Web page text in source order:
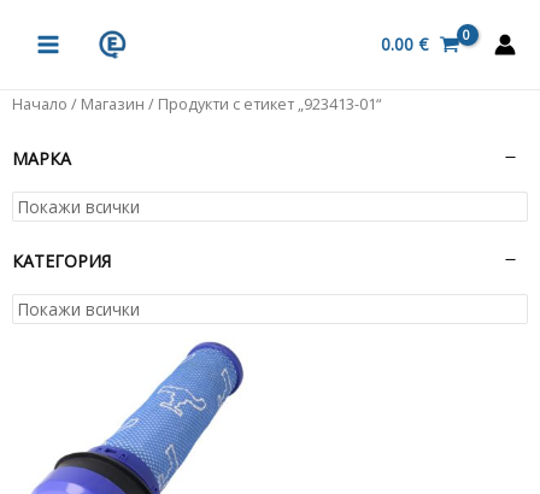
MENU
0.00 €
Начало / Магазин / Продукти с етикет „923413-01“
МАРКА
КАТЕГОРИЯ